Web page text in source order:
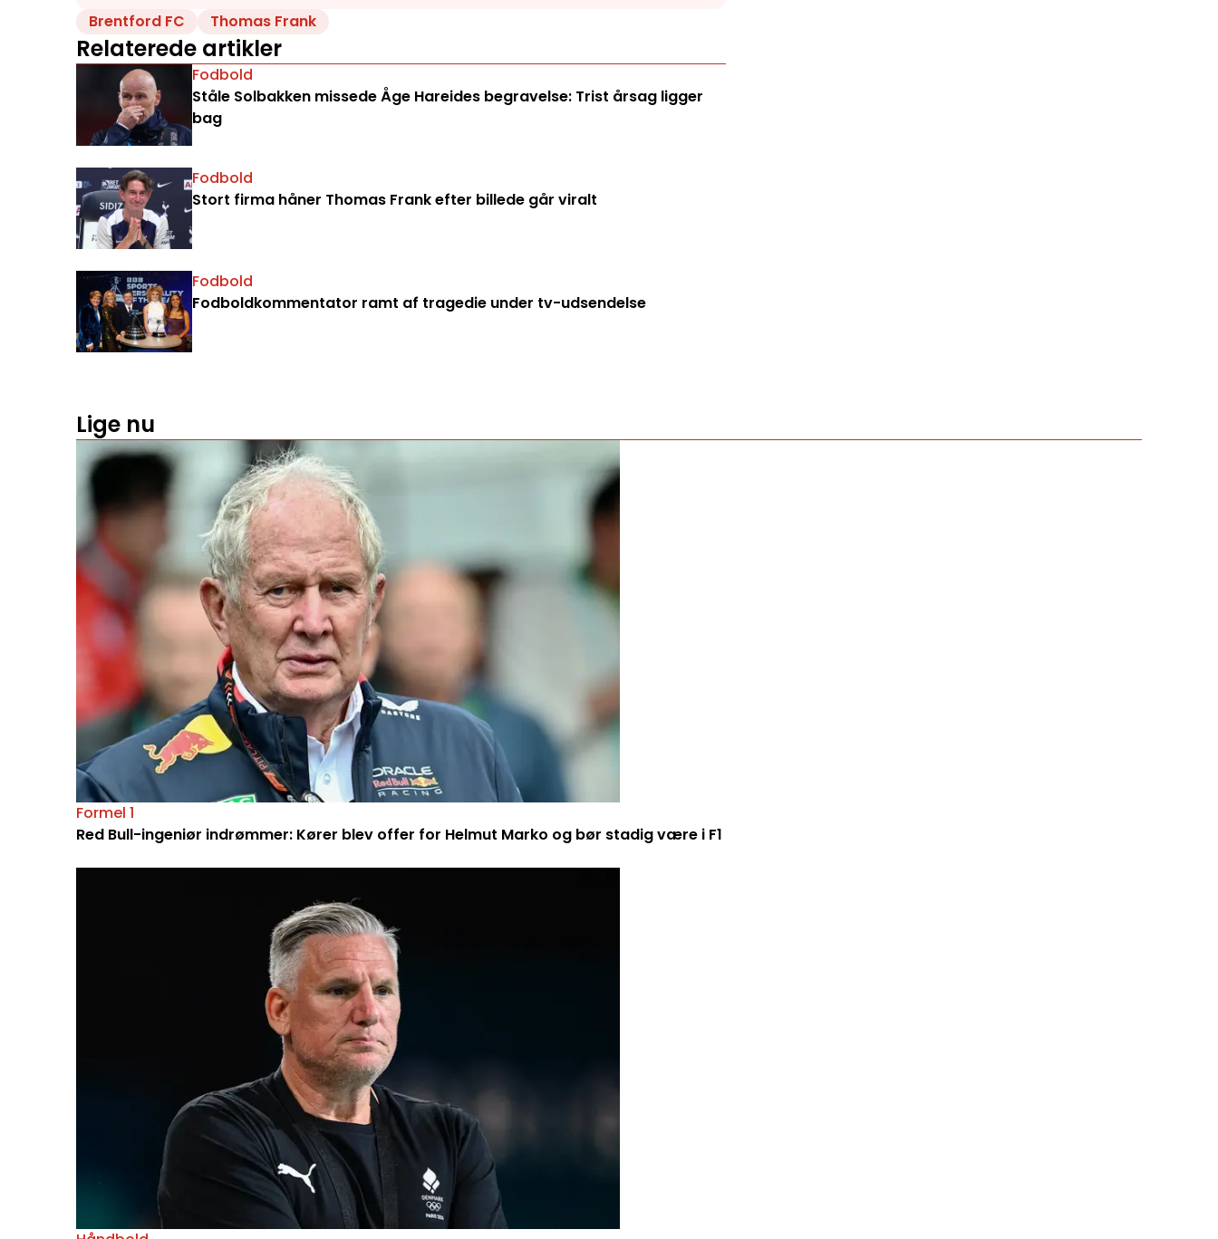
Brentford FC Thomas Frank
Relaterede artikler
Fodbold
Ståle Solbakken missede Åge Hareides begravelse: Trist årsag ligger
bag
Fodbold
Stort firma håner Thomas Frank efter billede går viralt
Fodbold
Fodboldkommentator ramt af tragedie under tv-udsendelse
Lige nu
Formel 1
Red Bull-ingeniør indrømmer: Kører blev offer for Helmut Marko og bør stadig være i F1